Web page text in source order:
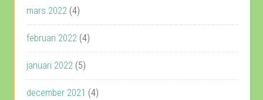
mars 2022 (4)
februari 2022 (4)
januari 2022 (5)
december 2021 (4)